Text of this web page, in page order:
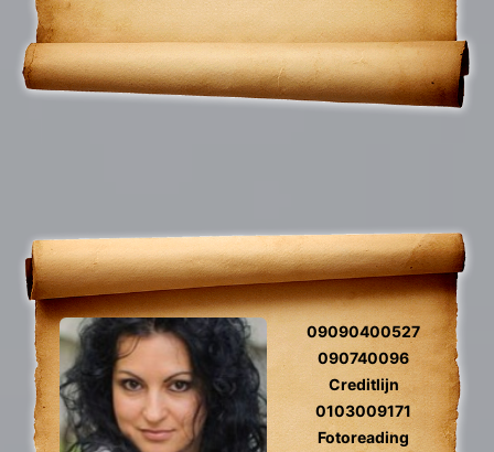
Zielsliefde, Tweelingzielen, Relatie
problemen
09090400527
090740096
Creditlijn
0103009171
Fotoreading